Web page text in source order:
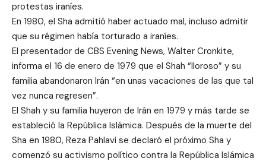
protestas iraníes.
En 1980, el Sha admitió haber actuado mal, incluso admitir
que su régimen había torturado a iraníes.
El presentador de CBS Evening News, Walter Cronkite,
informa el 16 de enero de 1979 que el Shah “lloroso” y su
familia abandonaron Irán “en unas vacaciones de las que tal
vez nunca regresen”.
El Shah y su familia huyeron de Irán en 1979 y más tarde se
estableció la República Islámica. Después de la muerte del
Sha en 1980, Reza Pahlavi se declaró el próximo Sha y
comenzó su activismo político contra la República Islámica